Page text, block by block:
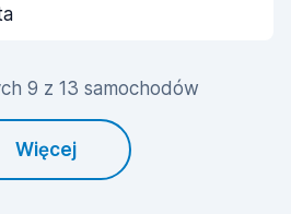
9 z 13 samochodów
Więcej